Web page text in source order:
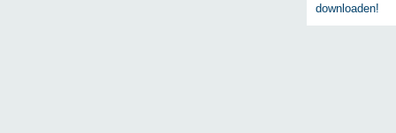
downloaden!